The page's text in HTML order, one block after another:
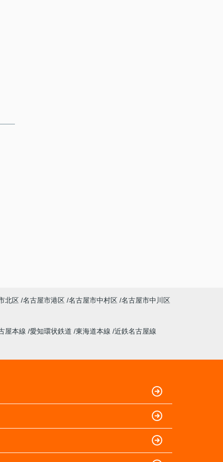
北区 名古屋市港区 名古屋市中村区 名古屋市中川区
屋本線 愛知環状鉄道 東海道本線 近鉄名古屋線